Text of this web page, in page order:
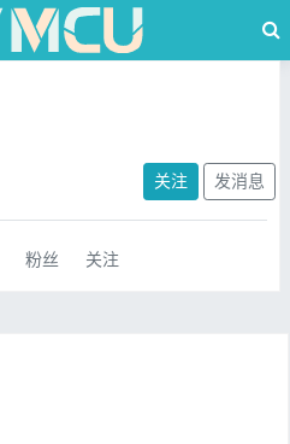
关注 发消息
粉丝 关注